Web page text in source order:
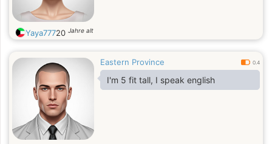
Yaya77720 Jahre alt
Eastern Province 0.4
I'm 5 fit tall, I speak english